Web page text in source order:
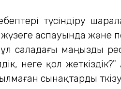
түсіндіру
аспауында және
саладағы маңызды
неге қол
сынақтарды